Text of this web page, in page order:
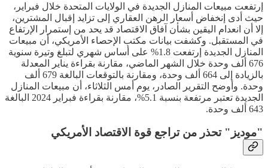
إرتفعت مبيعات المنازل الجديدة في الولايات المتحدة خلال فبراير،
حيث أدى إنخفاض أسعار الرهن العقاري إلى تزايد إقبال المشترين،
إلا أن انعدام اليقين بشأن آفاق الاقتصاد قد يحد من إستمرار الإرتفاع
في المستقبل. وكشفت بيانات مكتب الإحصاء الأمريكي، أن مبيعات
المنازل الجديدة إرتفعت 1.8% على أساس شهري لتبلغ وتيرة سنوية
676 ألف وحدة خلال الشهر الماضي، مقارنة بقراءة يناير المعدلة
بالزيادة إلى 664 ألف وحدة، ومقارنة بالتوقعات البالغة 679 ألف
وحدة. وأوضح التقرير الصادر، يوم أمس الثلاثاء، أن مبيعات المنازل
الجديدة تعتبر مرتفعة بنسبة 5.1%، مقارنة بقراءة فبراير 2024 البالغة
643 ألف وحدة.
"موديز" تحذر من تراجع قوة الاقتصاد الأمريكي